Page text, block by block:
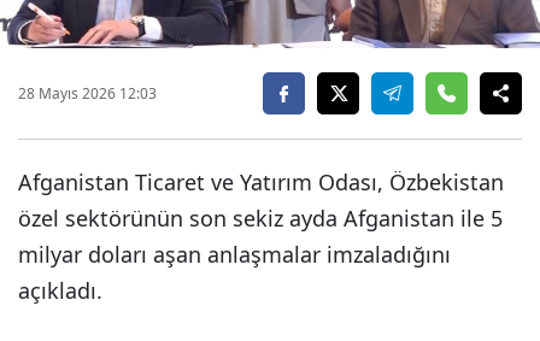
28 Mayıs 2026 12:03
Afganistan Ticaret ve Yatırım Odası, Özbekistan
özel sektörünün son sekiz ayda Afganistan ile 5
milyar doları aşan anlaşmalar imzaladığını
açıkladı.